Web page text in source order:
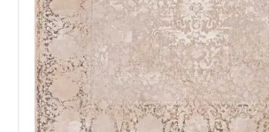
Nombre y apellido*